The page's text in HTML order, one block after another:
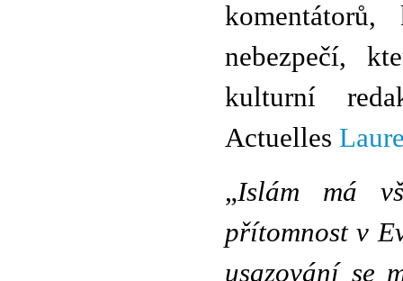
nebezpečí,
kulturní
Actuelles
„Islám má
přítomnost v
usazování se